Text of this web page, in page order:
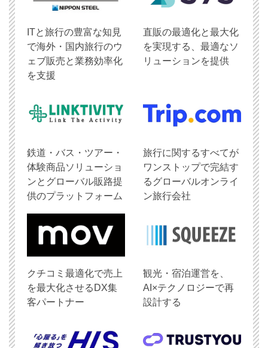
ITと旅行の豊富な知見
で海外・国内旅行のウ
ェブ販売と業務効率化
を支援
直販の最適化と最大化
を実現する、最適なソ
リューションを提供
鉄道・バス・ツアー・
体験商品ソリューショ
ンとグローバル販路提
供のプラットフォーム
旅行に関するすべてが
ワンストップで完結す
るグローバルオンライ
ン旅行会社
クチコミ最適化で売上
を最大化させるDX集
客パートナー
観光・宿泊運営を、
AI×テクノロジーで再
設計する